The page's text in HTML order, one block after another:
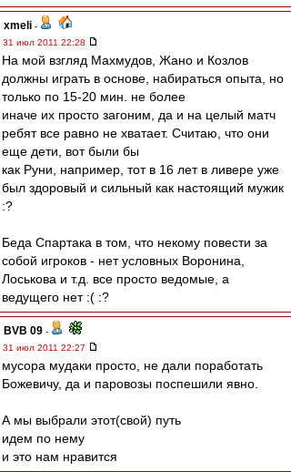
xmeli -
31 июл 2011 22:28
На мой взгляд Махмудов, Жано и Козлов
должны играть в основе, набираться опыта, но
только по 15-20 мин. не более
иначе их просто загоним, да и на целый матч
ребят все равно не хватает. Считаю, что они
еще дети, вот были бы
как Руни, например, тот в 16 лет в ливере уже
был здоровый и сильный как настоящий мужик
:?
Беда Спартака в том, что некому повести за
собой игроков - нет условных Воронина,
Лоськова и т.д. все просто ведомые, а
ведущего нет :( :?
BVB 09 -
31 июл 2011 22:27
мусора мудаки просто, не дали поработать
Божевичу, да и паровозы поспешили явно.
А мы выбрали этот(свой) путь
идем по нему
и это нам нравится